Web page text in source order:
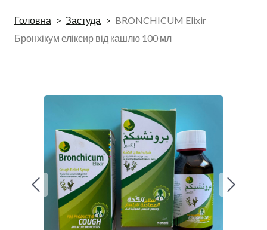
Головна Застуда
BRONCHICUM Elixir
Бронхікум еліксир від кашлю 100 мл